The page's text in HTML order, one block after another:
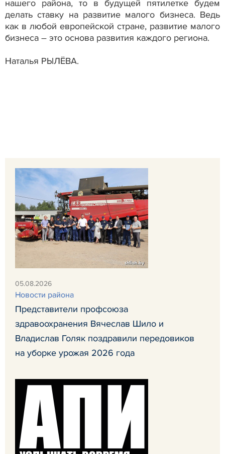
нашего района, то в будущей пятилетке будем
делать ставку на развитие малого бизнеса. Ведь
как в любой европейской стране, развитие малого
бизнеса – это основа развития каждого региона.
Наталья РЫЛЁВА.
05.08.2026
Новости района
Представители профсоюза
здравоохранения Вячеслав Шило и
Владислав Голяк поздравили передовиков
на уборке урожая 2026 года